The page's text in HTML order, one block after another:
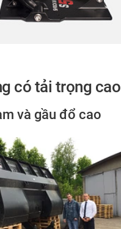
có tải trọng cao
và gầu đổ cao